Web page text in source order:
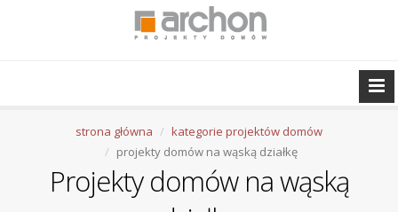
strona główna
kategorie projektów domów
projekty domów na wąską działkę
Projekty domów na wąską